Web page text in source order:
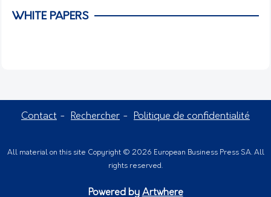
WHITE PAPERS
Contact Rechercher Politique de confidentialité
All material on this site Copyright © 2026 European Business Press SA. All
rights reserved.
Powered by Artwhere